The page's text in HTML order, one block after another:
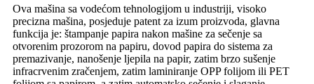
Ova mašina sa vodećom tehnologijom u industriji, visoko
precizna mašina, posjeduje patent za izum proizvoda, glavna
funkcija je: štampanje papira nakon mašine za sečenje sa
otvorenim prozorom na papiru, dovod papira do sistema za
premazivanje, nanošenje ljepila na papir, zatim brzo sušenje
infracrvenim zračenjem, zatim laminiranje OPP folijom ili PET